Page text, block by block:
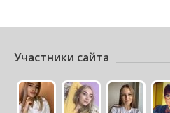
Участники сайта